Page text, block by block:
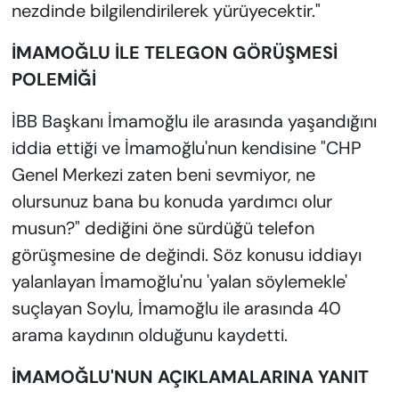
nezdinde bilgilendirilerek yürüyecektir."
İMAMOĞLU İLE TELEGON GÖRÜŞMESİ
POLEMİĞİ
İBB Başkanı İmamoğlu ile arasında yaşandığını
iddia ettiği ve İmamoğlu'nun kendisine "CHP
Genel Merkezi zaten beni sevmiyor, ne
olursunuz bana bu konuda yardımcı olur
musun?" dediğini öne sürdüğü telefon
görüşmesine de değindi. Söz konusu iddiayı
yalanlayan İmamoğlu'nu 'yalan söylemekle'
suçlayan Soylu, İmamoğlu ile arasında 40
arama kaydının olduğunu kaydetti.
İMAMOĞLU'NUN AÇIKLAMALARINA YANIT